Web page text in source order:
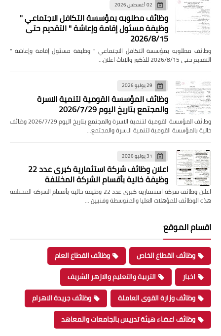
02 أغسطس 2026
وظائف مطلوبه بمؤسسة التكافل الاجتماعي "
وظيفة مسئول إقامة وإعاشة " التقديم حتى
2026/8/15
وظائف مطلوبه بمؤسسة التكافل الاجتماعي " وظيفة مسئول إقامة وإعاشة "
التقديم حتى 2026/8/15 للذكور والإناث اعلان…
29 يوليو 2026
وظائف المؤسسة القومية لتنمية الاسرة
والمجتمع بتاريخ اليوم 2026/7/29
وظائف المؤسسة القومية لتنمية الاسرة والمجتمع بتاريخ اليوم 2026/7/29 وظائف
خالية بالمؤسسة القومية لتنمية الاسرة والمجتمع…
31 يوليو 2026
اعلان وظائف شركة استثمارية كبرى عدد 22
وظيفة خالية بأقسام الشركة المختلفة
اعلان وظائف شركة استثمارية كبرى عدد 22 وظيفة خالية بأقسام الشركة المختلفة
هذه الوظائف للمؤهلات العليا والمتوسطة وفنيين …
اقسام الموقع
وظائف القطاع الخاص
وظائف القطاع العام
اخبار
التربية والتعليم والازهر الشريف
وظائف وزارة القوى العاملة
وظائف جريدة الاهرام
وظائف اعضاء هيئة تدريس بالجامعات والمعاهد